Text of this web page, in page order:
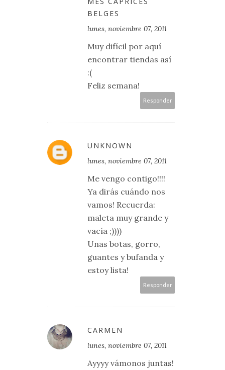
BELGES
lunes, noviembre 07, 2011
Muy difícil por aquí
encontrar tiendas así
:(
Feliz semana!
Responder
UNKNOWN
lunes, noviembre 07, 2011
Me vengo contigo!!!!
Ya dirás cuándo nos
vamos! Recuerda:
maleta muy grande y
vacía ;))))
Unas botas, gorro,
guantes y bufanda y
estoy lista!
Responder
CARMEN
lunes, noviembre 07, 2011
Ayyyy vámonos juntas!